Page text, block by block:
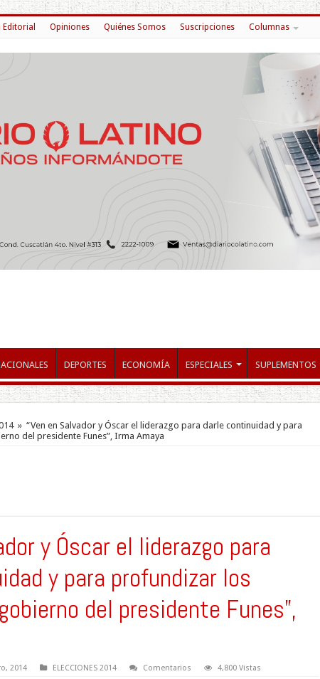
Editorial Opiniones Quiénes Somos Suscripciones Columnas
DEPORTES ECONOMÍA ESPECIALES SUPLEMENTOS
» “Ven en Salvador y Óscar el liderazgo para darle continuidad y para
del presidente Funes”, Irma Amaya
y Óscar el liderazgo para
y para profundizar los
del presidente Funes”,
2014 ELECCIONES 2014 Comentarios 4,800 Vistas